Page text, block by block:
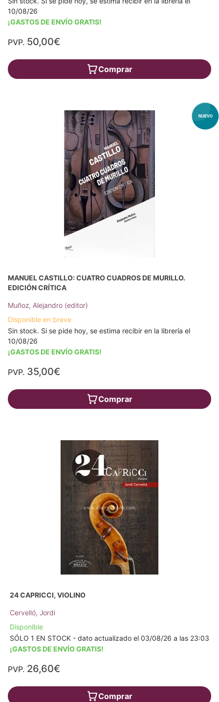
10/08/26
¡GASTOS DE ENVÍO GRATIS!
PVP. 50,00€
Comprar
MANUEL CASTILLO: CUATRO CUADROS DE MURILLO.
EDICIÓN CRÍTICA
Muñoz, Alejandro (editor)
Disponible en breve
Sin stock. Si se pide hoy, se estima recibir en la librería el
10/08/26
¡GASTOS DE ENVÍO GRATIS!
PVP. 35,00€
Comprar
24 CAPRICCI, VIOLINO
Cervelló, Jordi
Disponible
SÓLO 1 EN STOCK - dato actualizado el 03/08/26 a las 23:03
¡GASTOS DE ENVÍO GRATIS!
PVP. 26,60€
Comprar